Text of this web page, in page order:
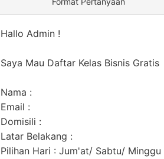
Hallo Admin !
Saya Mau Daftar Kelas Bisnis Gratis
Nama :
Email :
Domisili :
Latar Belakang :
Pilihan Hari : Jum'at/ Sabtu/ Minggu